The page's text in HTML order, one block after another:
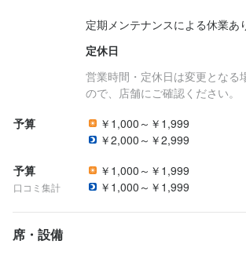
定期メンテナンスによる休業あ
定休日
営業時間・定休日は変更となる
ので、店舗にご確認ください。
予算
￥1,000～￥1,999
￥2,000～￥2,999
予算
口コミ集計
￥1,000～￥1,999
￥1,000～￥1,999
席・設備